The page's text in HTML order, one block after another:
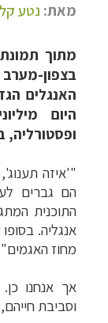
מאת: נטע
מתוך
בצפון-
האנגלים
היום
ופסטורליה,
"'איזה
הם גברים
התוכנית
אנגליה.
מחוז האגמים"
אך אנחנו
וסביבת